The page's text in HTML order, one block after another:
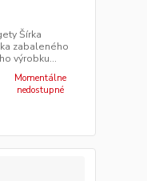
Šírka
zabaleného
výrobku...
Momentálne
nedostupné